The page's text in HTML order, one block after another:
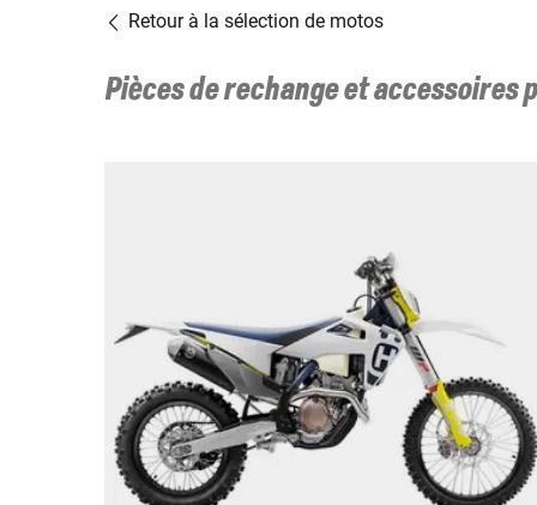
Retour à la sélection de motos
Pièces de rechange et accessoires